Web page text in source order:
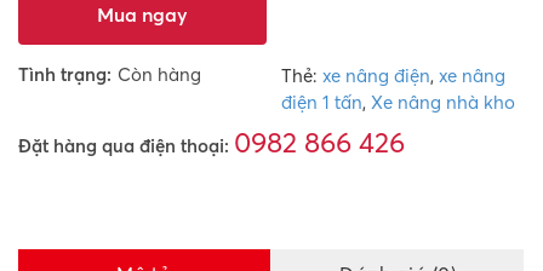
Mua ngay
Tình trạng: Còn hàng Thẻ:xe nâng điện,xe nâng
điện 1 tấn,Xe nâng nhà kho
Đặt hàng qua điện thoại: 0982 866 426